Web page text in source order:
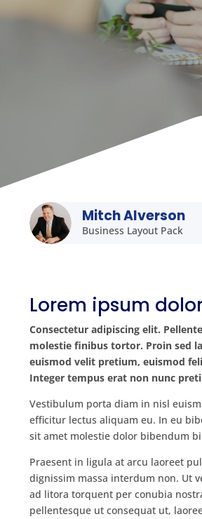
Mitch Alverson
Business Layout Pack
Lorem ipsum
Consectetur adipiscing elit.
molestie finibus tortor. Proin sed
euismod velit pretium, euismod
Integer tempus erat non nunc
Vestibulum porta diam in nisl
efficitur lectus aliquam eu. In eu
sit amet molestie dolor bibendum
Praesent in ligula at arcu laoreet
dignissim massa interdum non. Ut
ad litora torquent per conubia
pellentesque ut consequat ut,